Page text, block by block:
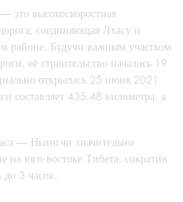
это высокоскоростная
соединяющая Лхасу и
районе. Будучи важным участком
её строительство началось 19
открылась 25 июня 2021
составляет 435,48 километра, а
— Ньингчи значительно
на юго-востоке Тибета, сократив
до 3 часов.